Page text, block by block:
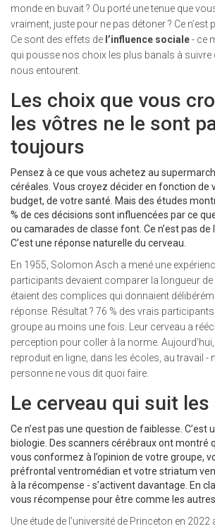
monde en buvait ? Ou porté une tenue que
vraiment, juste pour ne pas détoner ? Ce n’est
Ce sont des effets de l’influence sociale- ce
qui pousse nos choix les plus banals à suivre
nous entourent.
Les choix que vous
les vôtres ne le sont
toujours
Pensez à ce que vous achetez au
céréales. Vous croyez décider en fonction de
budget, de votre santé. Mais des études
% de ces décisions sont influencées par ce
ou camarades de classe font. Ce n’est pas de
C’est une réponse naturelle du cerveau.
En 1955, Solomon Asch a mené une
participants devaient comparer la longueur
étaient des complices qui donnaient
réponse. Résultat ? 76 % des vrais
groupe au moins une fois. Leur cerveau a
perception pour coller à la norme.
reproduit en ligne, dans les écoles, au travail -
personne ne vous dit quoi faire.
Le cerveau qui suit
Ce n’est pas une question de faiblesse. C’est
biologie. Des scanners cérébraux ont montré
vous conformez à l’opinion de votre groupe,
préfrontal ventromédian et votre striatum
à la récompense - s’activent davantage. En
vous récompense pour être comme les autres.
Une étude de l’université de Princeton en 2022